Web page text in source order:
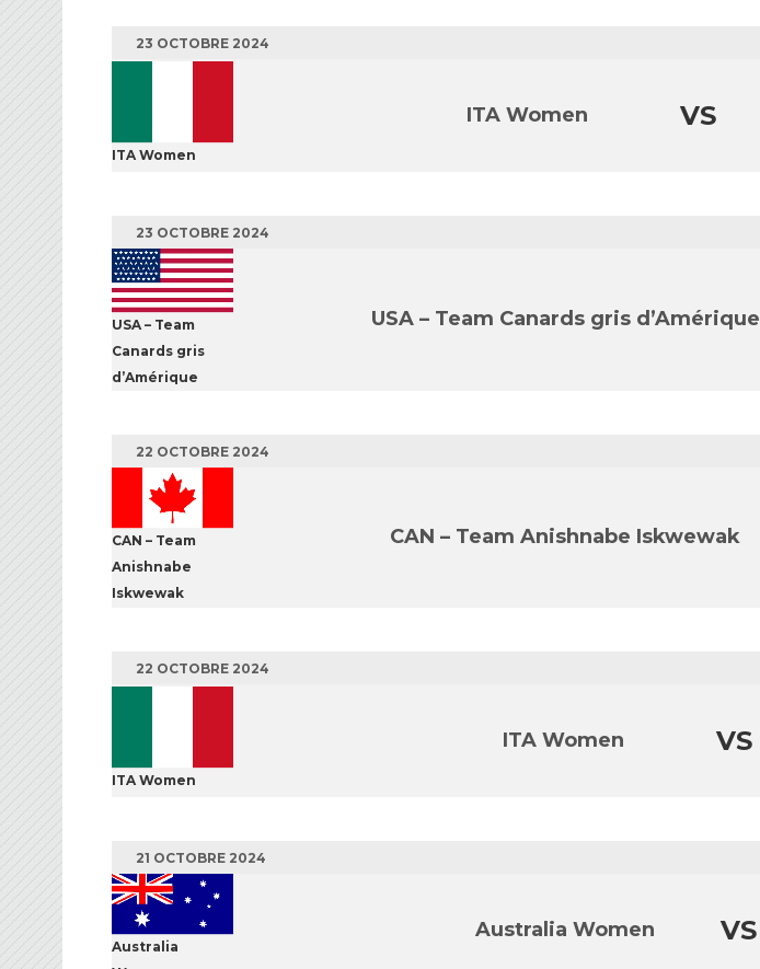
23 OCTOBRE 2024
ITA Women
ITA Women VS
23 OCTOBRE 2024
USA – Team
Canards gris
d’Amérique
USA – Team Canards gris d’Amérique
22 OCTOBRE 2024
CAN – Team
Anishnabe
Iskwewak
CAN – Team Anishnabe Iskwewak
22 OCTOBRE 2024
ITA Women
ITA Women VS
21 OCTOBRE 2024
Australia
Australia Women VS